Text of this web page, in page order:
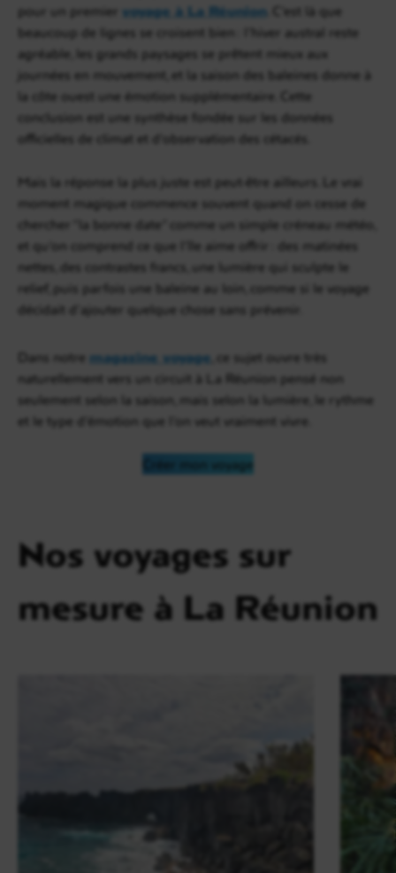
pour un premier voyage à La Réunion . C’est là que
beaucoup de lignes se croisent bien : l’hiver austral reste
agréable, les grands paysages se prêtent mieux aux
journées en mouvement, et la saison des baleines donne à
la côte ouest une émotion supplémentaire. Cette
conclusion est une synthèse fondée sur les données
officielles de climat et d’observation des cétacés.
Mais la réponse la plus juste est peut-être ailleurs. Le vrai
moment magique commence souvent quand on cesse de
chercher “la bonne date” comme un simple créneau météo,
et qu’on comprend ce que l’île aime offrir : des matinées
nettes, des contrastes francs, une lumière qui sculpte le
relief, puis parfois une baleine au loin, comme si le voyage
décidait d’ajouter quelque chose sans prévenir.
Dans notre magazine voyage , ce sujet ouvre très
naturellement vers un circuit à La Réunion pensé non
seulement selon la saison, mais selon la lumière, le rythme
et le type d’émotion que l’on veut vraiment vivre.
Créer mon voyage
Nos voyages sur
mesure à La Réunion